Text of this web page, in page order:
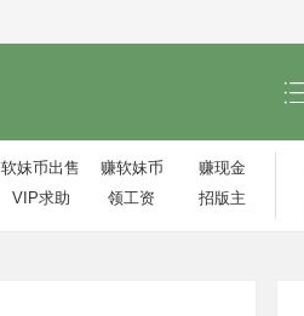
软妹币出售 赚软妹币
赚现金
VIP求助
领工资 招版主